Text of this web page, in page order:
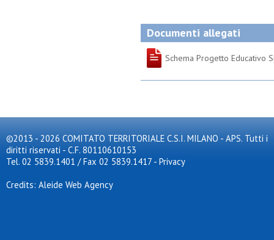
Documenti allegati
Schema Progetto Educativo
©2013 - 2026 COMITATO TERRITORIALE C.S.I. MILANO - APS. Tutti i
diritti riservati - C.F. 80110610153
Tel. 02 5839.1401 / Fax 02 5839.1417 - Privacy
Credits: Aleide Web Agency